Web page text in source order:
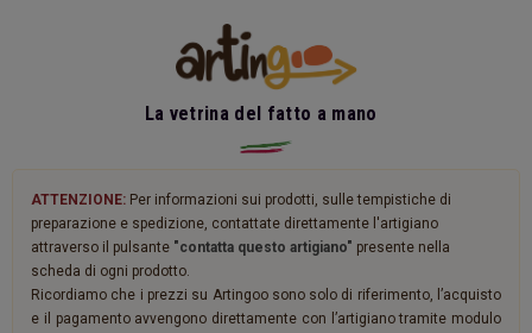
La vetrina del fatto a mano
ATTENZIONE: Per informazioni sui prodotti, sulle tempistiche di
preparazione e spedizione, contattate direttamente l'artigiano
attraverso il pulsante "contatta questo artigiano" presente nella
scheda di ogni prodotto.
Ricordiamo che i prezzi su Artingoo sono solo di riferimento, l’acquisto
e il pagamento avvengono direttamente con l’artigiano tramite modulo